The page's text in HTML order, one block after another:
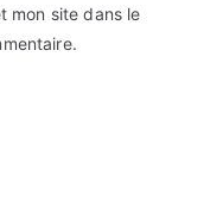
mon site dans le